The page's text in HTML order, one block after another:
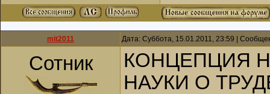
mit2011 Дата: Суббота, 15.01.2011, 23:59 |
Сотник
КОНЦЕПЦИЯ
НАУКИ О